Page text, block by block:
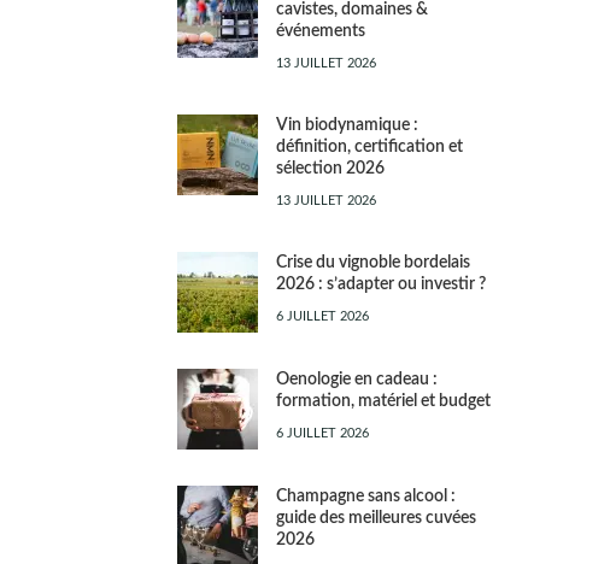
cavistes, domaines &
événements
13 JUILLET 2026
Vin biodynamique :
définition, certification et
sélection 2026
13 JUILLET 2026
Crise du vignoble bordelais
2026 : s’adapter ou investir ?
6 JUILLET 2026
Oenologie en cadeau :
formation, matériel et budget
6 JUILLET 2026
Champagne sans alcool :
guide des meilleures cuvées
2026